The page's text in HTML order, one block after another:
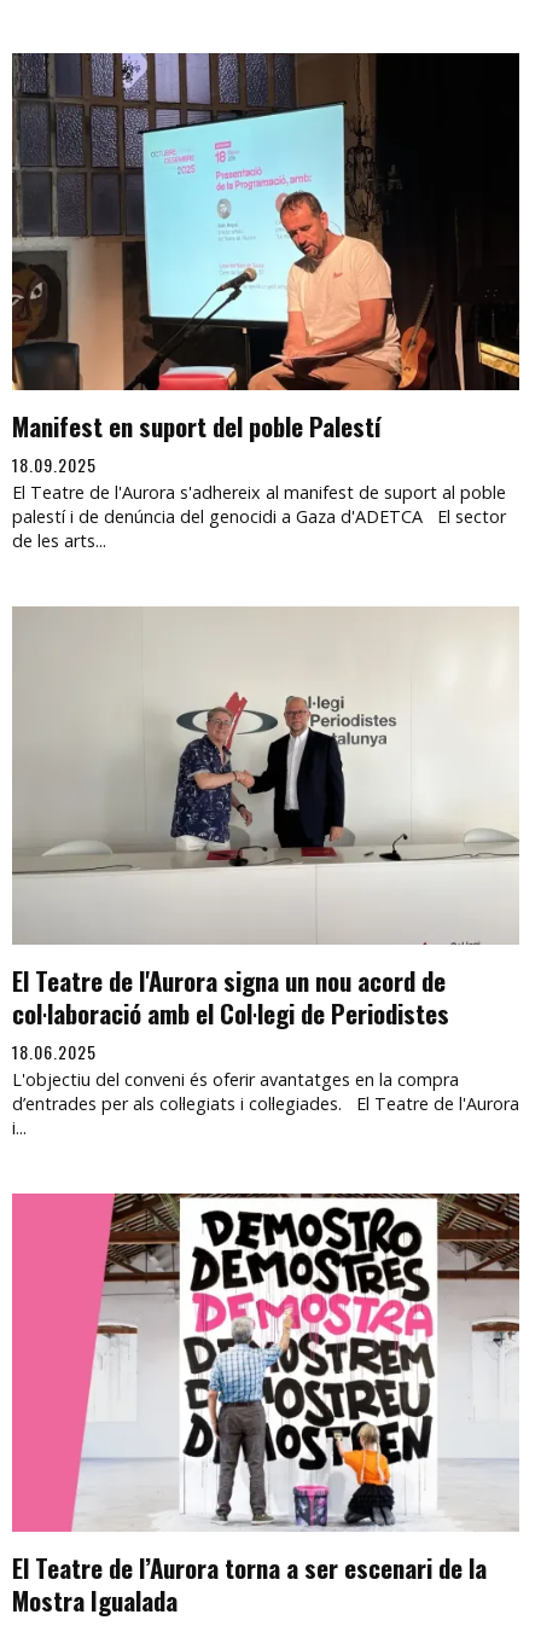
Manifest en suport del poble Palestí
18.09.2025
El Teatre de l'Aurora s'adhereix al manifest de suport al poble
palestí i de denúncia del genocidi a Gaza d'ADETCA El sector
de les arts...
El Teatre de l'Aurora signa un nou acord de
col·laboració amb el Col·legi de Periodistes
18.06.2025
L'objectiu del conveni és oferir avantatges en la compra
d’entrades per als col·legiats i col·legiades. El Teatre de l'Aurora
i...
El Teatre de l’Aurora torna a ser escenari de la
Mostra Igualada